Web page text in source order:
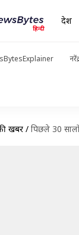
देश
खबरें / पिछले 30